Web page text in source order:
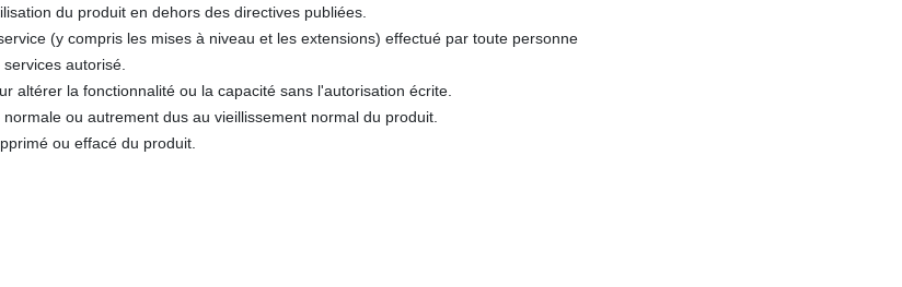
du produit en dehors des directives publiées.
(y compris les mises à niveau et les extensions) effectué par toute personne
autorisé.
altérer la fonctionnalité ou la capacité sans l'autorisation écrite.
ou autrement dus au vieillissement normal du produit.
ou effacé du produit.